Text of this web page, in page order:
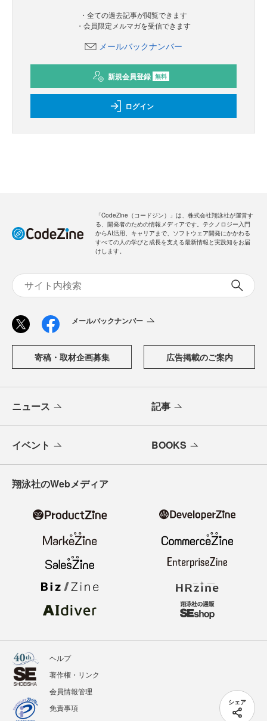
シェア
・全ての過去記事が閲覧できます
・会員限定メルマガを受信できます
メールバックナンバー
新規会員登録 無料
ログイン
「CodeZine（コードジン）」は、株式会社翔泳社が運営す
る、開発者のための情報メディアです。テクノロジー入門
からAI活用、キャリアまで、ソフトウェア開発にかかわる
すべての人の学びと成長を支える最新情報と実践知をお届
けします。
メールバックナンバー
寄稿・取材企画募集 広告掲載のご案内
ニュース 記事
イベント BOOKS
翔泳社のWebメディア
ヘルプ
著作権・リンク
会員情報管理
免責事項